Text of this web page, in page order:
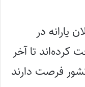
یارانه در
کرده‌اند تا آخر
فرصت دارند